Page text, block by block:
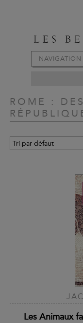
NAVIGATION
ROME :
Les Animaux